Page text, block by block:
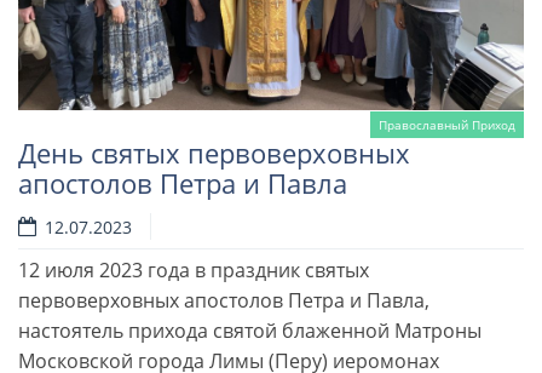
Православный Приход
День святых первоверховных
апостолов Петра и Павла
12.07.2023
12 июля 2023 года в праздник святых
первоверховных апостолов Петра и Павла,
настоятель прихода святой блаженной Матроны
Московской города Лимы (Перу) иеромонах